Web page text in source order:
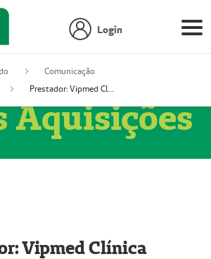
Login
Comunicação
Prestador: Vipmed Clínica Geral Ltda, 51004349-0 (Nome Fantasia: Policlínica Master)
Aquisições
Vipmed Clínica